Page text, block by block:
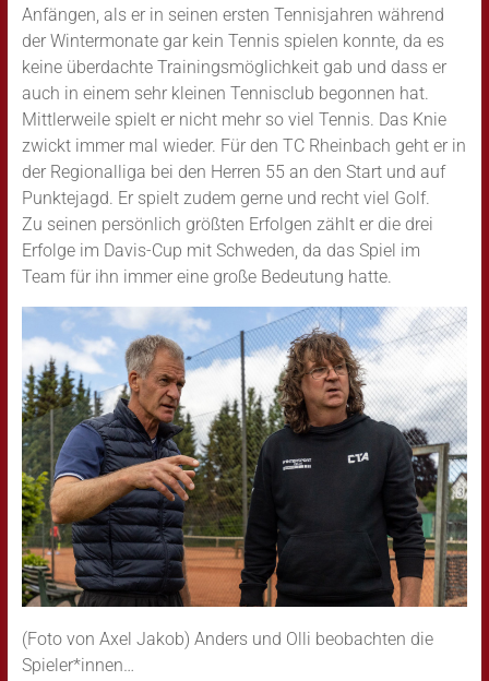
Anfängen, als er in seinen ersten Tennisjahren während
der Wintermonate gar kein Tennis spielen konnte, da es
keine überdachte Trainingsmöglichkeit gab und dass er
auch in einem sehr kleinen Tennisclub begonnen hat.
Mittlerweile spielt er nicht mehr so viel Tennis. Das Knie
zwickt immer mal wieder. Für den TC Rheinbach geht er in
der Regionalliga bei den Herren 55 an den Start und auf
Punktejagd. Er spielt zudem gerne und recht viel Golf.
Zu seinen persönlich größten Erfolgen zählt er die drei
Erfolge im Davis-Cup mit Schweden, da das Spiel im
Team für ihn immer eine große Bedeutung hatte.
(Foto von Axel Jakob) Anders und Olli beobachten die
Spieler*innen…